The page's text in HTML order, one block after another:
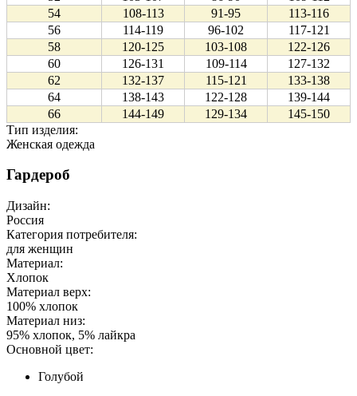
54
108-113 91-95
113-116
56
114-119 96-102
117-121
58
120-125 103-108
122-126
60
126-131 109-114
127-132
62
132-137 115-121
133-138
64
138-143 122-128
139-144
66
144-149 129-134
145-150
Тип изделия:
Женская одежда
Гардероб
Дизайн:
Россия
Категория потребителя:
для женщин
Материал:
Хлопок
Материал верх:
100% хлопок
Материал низ:
95% хлопок, 5% лайкра
Основной цвет:
Голубой